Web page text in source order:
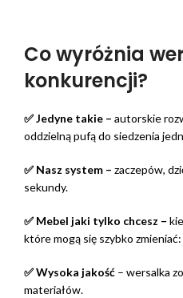
Co wyróżnia
konkurencji?
✅ Jedyne takie – autorskie
oddzielną pufą do siedzenia
✅ Nasz system – zaczepów,
sekundy.
✅ Mebel jaki tylko chcesz –
które mogą się szybko
✅ Wysoka jakość – wersalka
materiałów.